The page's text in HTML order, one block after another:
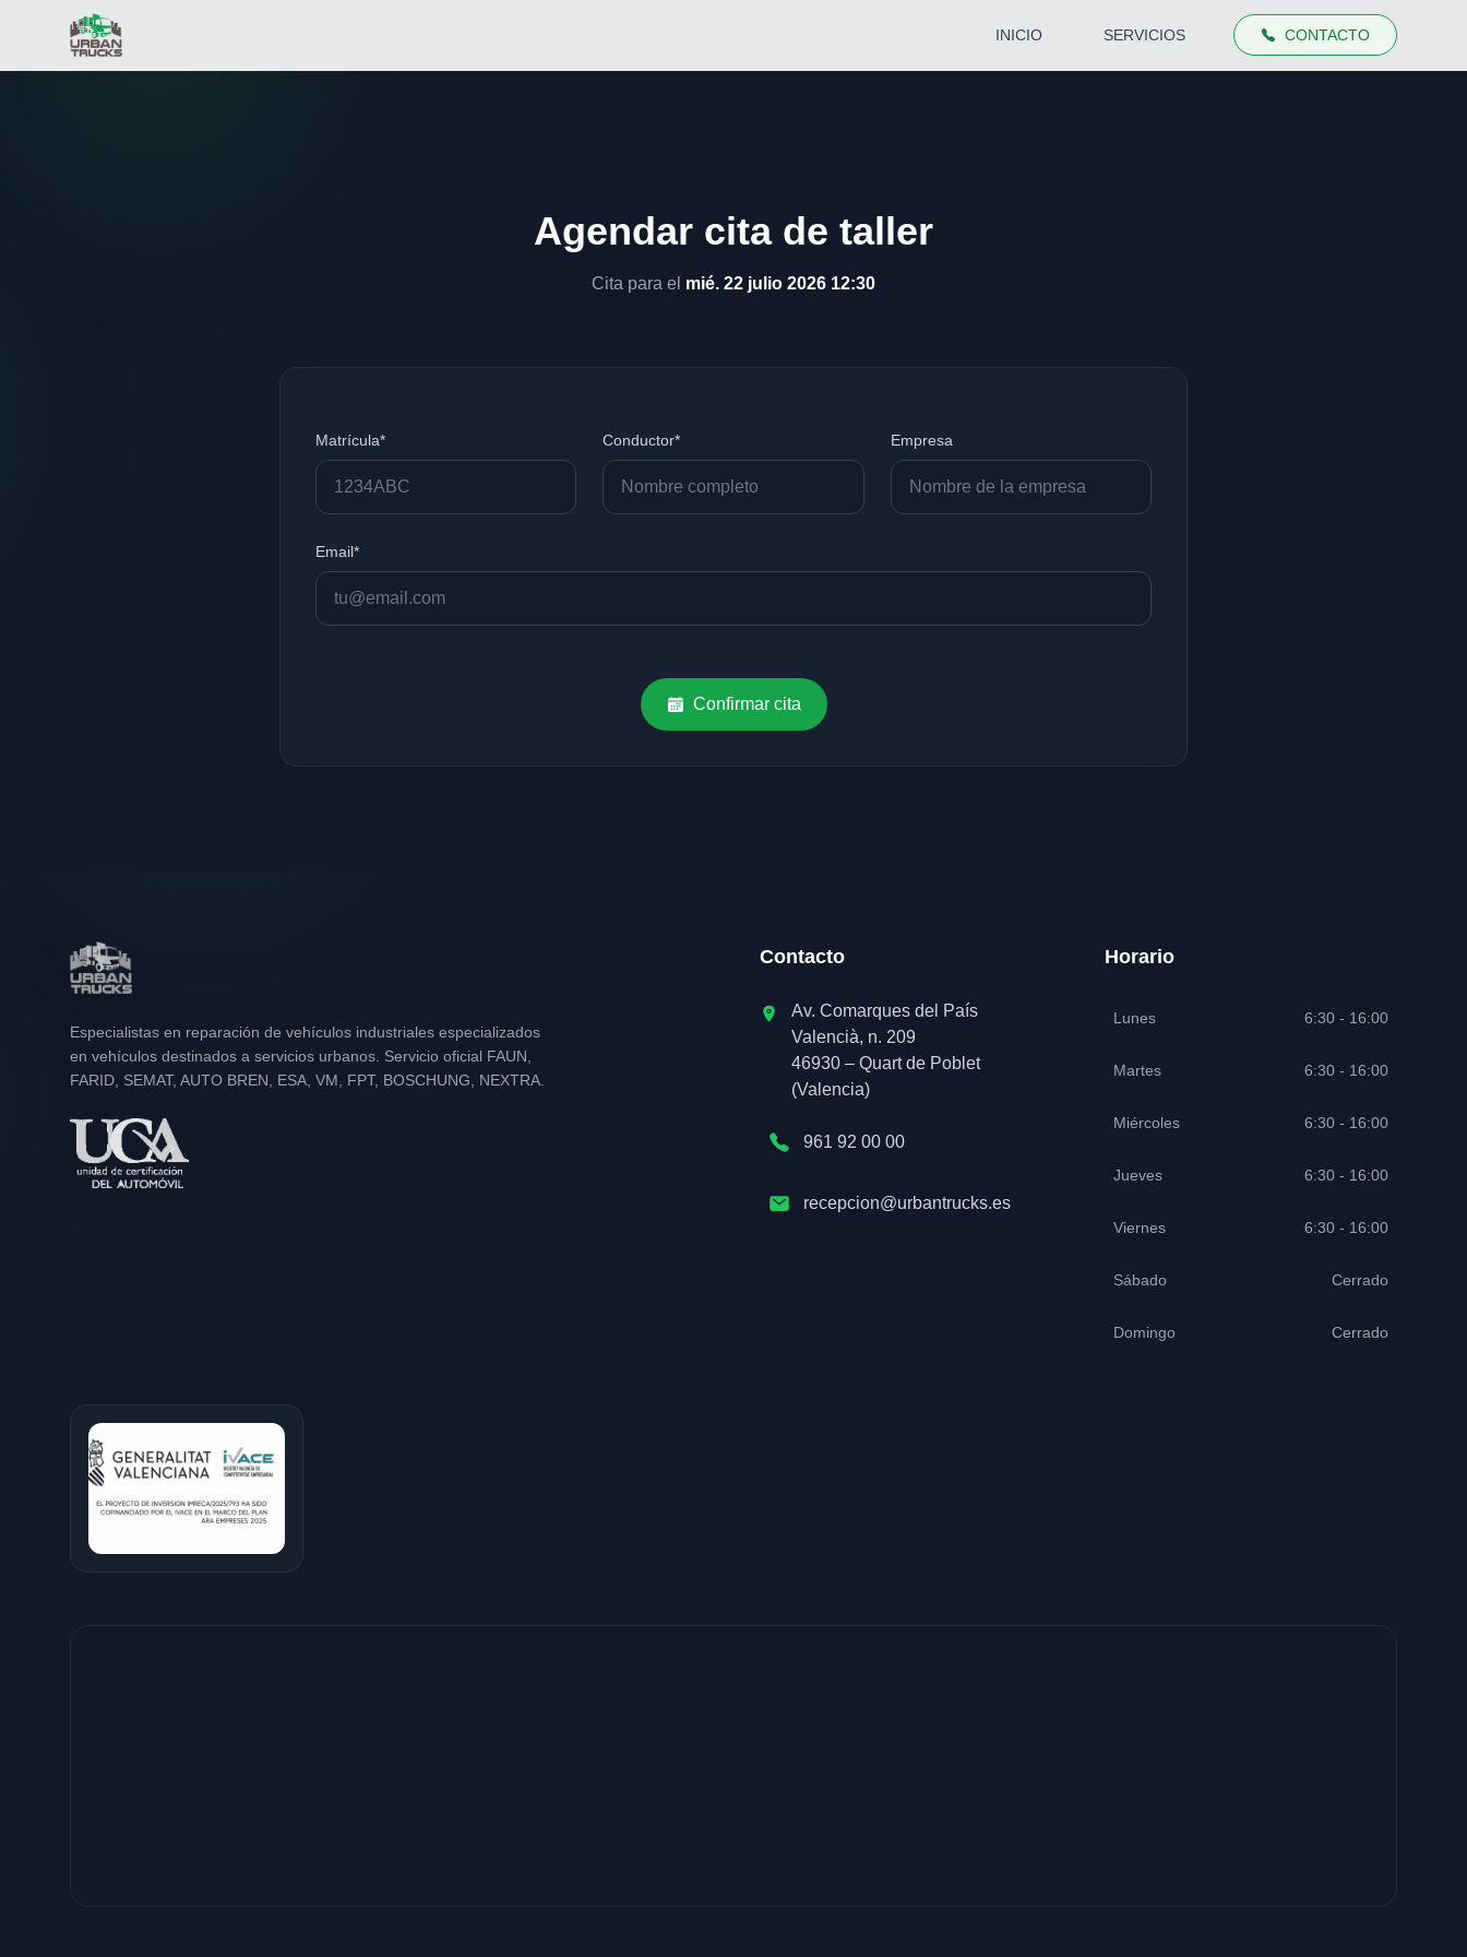
INICIO SERVICIOS CONTACTO
Agendar cita de taller
Cita para el mié. 22 julio 2026 12:30
Matrícula* Conductor* Empresa
Email*
Confirmar cita
Especialistas en reparación de vehículos industriales especializados
en vehículos destinados a servicios urbanos. Servicio oficial FAUN,
FARID, SEMAT, AUTO BREN, ESA, VM, FPT, BOSCHUNG, NEXTRA.
Contacto
Av. Comarques del País
Valencià, n. 209
46930 – Quart de Poblet
(Valencia)
961 92 00 00
recepcion@urbantrucks.es
Horario
Lunes 6:30 - 16:00
Martes 6:30 - 16:00
Miércoles 6:30 - 16:00
Jueves 6:30 - 16:00
Viernes 6:30 - 16:00
Sábado Cerrado
Domingo Cerrado